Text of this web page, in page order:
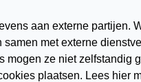
aan externe partijen.
met externe
ze niet
plaatsen. Lees hier